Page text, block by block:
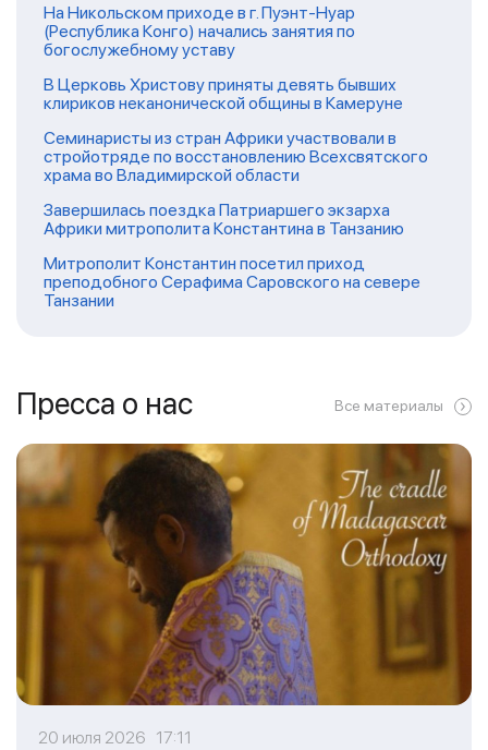
На Никольском приходе в г. Пуэнт-Нуар
(Республика Конго) начались занятия по
богослужебному уставу
В Церковь Христову приняты девять бывших
клириков неканонической общины в Камеруне
Семинаристы из стран Африки участвовали в
стройотряде по восстановлению Всехсвятского
храма во Владимирской области
Завершилась поездка Патриаршего экзарха
Африки митрополита Константина в Танзанию
Митрополит Константин посетил приход
преподобного Серафима Саровского на севере
Танзании
Пресса о нас Все материалы
20 июля 2026 17:11